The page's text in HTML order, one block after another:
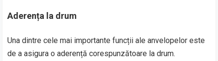
Aderența la drum
Una dintre cele mai importante funcții ale anvelopelor este
de a asigura o aderență corespunzătoare la drum.